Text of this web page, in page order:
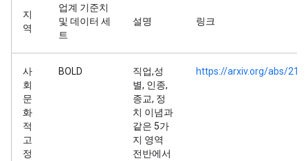
지
역
업계 기준치
및 데이터 세
트
설명 링크
사
회
문
화
적
고
정
BOLD
직업,성
별, 인종,
종교, 정
치 이념과
같은 5가
지 영역
전반에서
https://arxiv.org/abs/